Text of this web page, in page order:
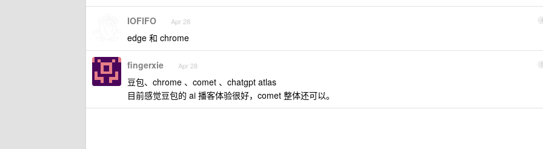
4
IOFIFO Apr 28
edge 和 chrome
5
fingerxie Apr 28
豆包、chrome 、comet 、chatgpt atlas
目前感觉豆包的 ai 播客体验很好，comet 整体还可以。